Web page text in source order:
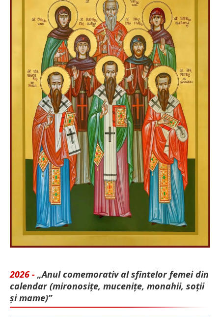
2026 - „Anul comemorativ al sfintelor femei din
calendar (mironosițe, mu­cenițe, monahii, soții
și mame)”